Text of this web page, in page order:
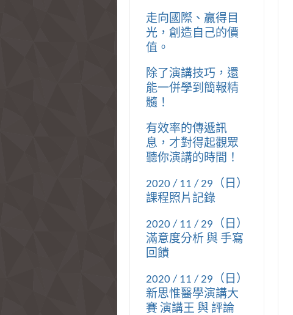
走向國際、贏得目
光，創造自己的價
值。
除了演講技巧，還
能一併學到簡報精
髓！
有效率的傳遞訊
息，才對得起觀眾
聽你演講的時間！
2020 / 11 / 29（日）
課程照片記錄
2020 / 11 / 29（日）
滿意度分析 與 手寫
回饋
2020 / 11 / 29（日）
新思惟醫學演講大
賽 演講王 與 評論